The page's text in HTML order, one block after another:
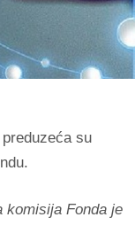
su
komisija Fonda je